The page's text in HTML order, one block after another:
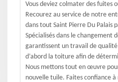
Vous deviez colmater des fuites
Recourez au service de notre
dans tout Saint Pierre Du Palais
Spécialisés dans le changement
garantissent un travail de
d’abord la toiture afin de
Nous mettons tout en œuvre
nouvelle tuile. Faites confiance